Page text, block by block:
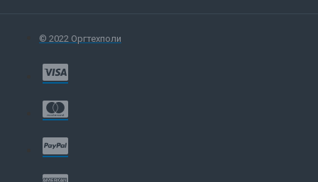
© 2022 Оргтехполи